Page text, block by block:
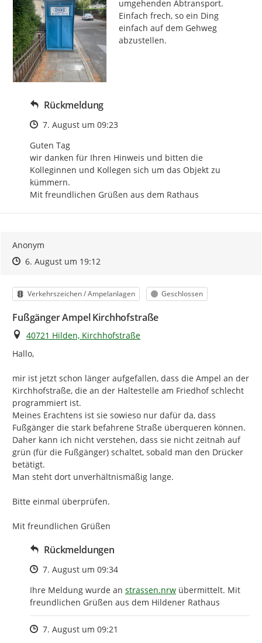
umgehenden Abtransport.
Einfach frech, so ein Ding
einfach auf dem Gehweg
abzustellen.
Rückmeldung
Zeitpunkt des Erstellens
7. August um 09:23
Guten Tag
wir danken für Ihren Hinweis und bitten die
Kolleginnen und Kollegen sich um das Objekt zu
kümmern.
Mit freundlichen Grüßen aus dem Rathaus
Anonym
Zeitpunkt des Erstellens
Zeitpunkt des Erstellens
6. August um 19:12Zur Äußerung
Kategorie
Verkehrszeichen / Ampelanlagen Status
Geschlossen
Fußgänger Ampel Kirchhofstraße
Ort
40721 Hilden, Kirchhofstraße
Hallo,
mir ist jetzt schon länger aufgefallen, dass die Ampel an der
Kirchhofstraße, die an der Haltestelle am Friedhof schlecht
programmiert ist.
Meines Erachtens ist sie sowieso nur dafür da, dass
Fußgänger die stark befahrene Straße überqueren können.
Daher kann ich nicht verstehen, dass sie nicht zeitnah auf
grün (für die Fußgänger) schaltet, sobald man den Drücker
betätigt.
Man steht dort unverhältnismäßig lange.
Bitte einmal überprüfen.
Mit freundlichen Grüßen
Rückmeldungen
Zeitpunkt des Erstellens
7. August um 09:34
Ihre Meldung wurde an http://
strassen.nrw übermittelt. Mit
freundlichen Grüßen aus dem Hildener Rathaus
Zeitpunkt des Erstellens
7. August um 09:21